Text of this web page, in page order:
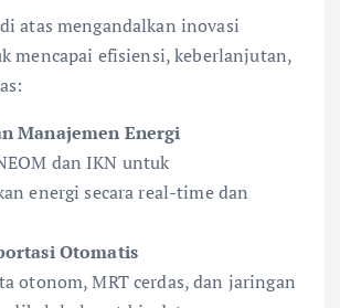
atas mengandalkan inovasi
mencapai efisiensi, keberlanjutan,
Manajemen Energi
dan IKN untuk
energi secara real-time dan
Otomatis
otonom, MRT cerdas, dan jaringan